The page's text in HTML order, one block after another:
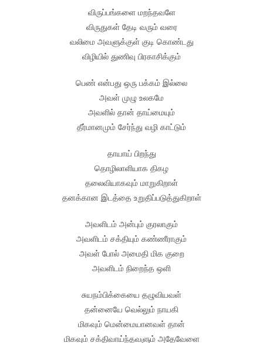
விருப்பங்களை மறந்தவளே
விருதுகள் தேடி வரும் வரை
வலிமை அவளுக்குள் குடி கொண்டது
விழியில் துணிவு பிரகாசிக்கும்
பெண் என்பது ஒரு பக்கம் இல்லை
அவள் முழு உலகமே
அவளில் தான் தாய்மையும்
தீர்மானமும் சேர்ந்து வழி காட்டும்
தாயாய் பிறந்து
தொழிலாளியாக திகழ
தலைவியாகவும் மாறுகிறாள்
தனக்கான இடத்தை உறுதிப்படுத்துகிறாள்
அவளிடம் அன்பும் குரலாகும்
அவளிடம் சக்தியும் கண்ணீராகும்
அவள் போல் அமைதி மிக குறை
அவளிடம் நிறைந்த ஒளி
சுயநம்பிக்கையை தழுவியவள்
தன்னையே வெல்லும் நாயகி
மிகவும் மென்மையானவள் தான்
மிகவும் சக்திவாய்ந்தவளும் அதேவேளை